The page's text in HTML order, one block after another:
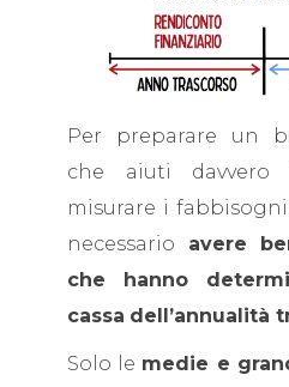
Per preparare un
che aiuti davvero
misurare i
necessario avere
che hanno
cassa dell’annualità
Solo le medie e